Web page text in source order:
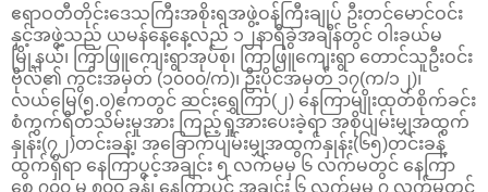
ဧရာဝတီတိုင်းဒေသကြီးအစိုးရအဖွဲ့ဝန်ကြီးချုပ် ဦးတင်မောင်ဝင်း
နှင့်အဖွဲ့သည် ယမန်နေ့နေ့လည် ၁၂နာရီခွဲအချိန်တွင် ဝါးခယ်မ
မြို့နယ်၊ ကြာဖြူကျေးရွာအုပ်စု၊ ကြာဖြူကျေးရွာ တောင်သူဦးဝင်း
ဗိုလ်၏ ကွင်းအမှတ် (၁၀၀၀/က)၊ ဦးပိုင်အမှတ် ၁၇(က/၁၂)၊
လယ်မြေ(၅.၀)ဧကတွင် ဆင်းရွှေကြာ(၂) နေကြာမျိုးထုတ်စိုက်ခင်း
စံကွက်ရိတ်သိမ်းမှုအား ကြည့်ရှုအားပေးခဲ့ရာ အစိုပျမ်းမျှအထွက်
နှုန်း(၇၂)တင်းခန့်၊ အခြောက်ပျမ်းမျှအထွက်နှုန်း(၆၅)တင်းခန့်
ထွက်ရှိ‌ရာ နေကြာပွင့်အချင်း ၅ လက်မမှ ၆ လက်မတွင် နေကြာ
စေ့ ၇၀၀ မှ ၈၀၀ ခန့်၊ နေကြာပွင့် အချင်း ၆ လက်မမှ ၇ လက်မတွင်